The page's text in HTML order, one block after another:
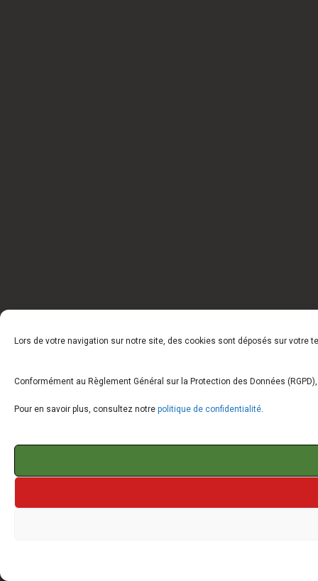
Lors de votre navigation sur notre site, des cookies sont déposés sur votre
Conformément au Règlement Général sur la Protection des Données
Pour en savoir plus, consultez notre politique de confidentialité.